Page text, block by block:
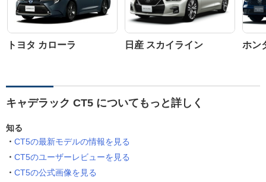
トヨタ カローラ 日産 スカイライン ホン
キャデラック CT5 についてもっと詳しく
知る
CT5の最新モデルの情報を見る
CT5のユーザーレビューを見る
CT5の公式画像を見る